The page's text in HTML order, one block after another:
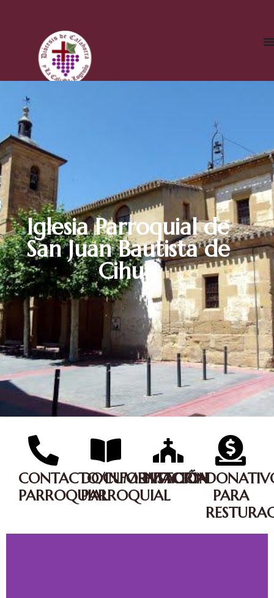
Iglesia Parroquial de
San Juan Bautista de
Cihuri
CONTACTO/INFORMACIÓN
PARROQUIAL
DOCUMENTACIÓN
PARROQUIAL
HISTORIA
PARA